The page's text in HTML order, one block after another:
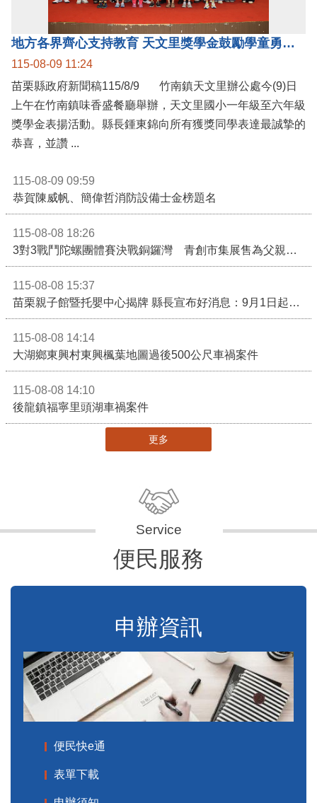
地方各界齊心支持教育 天文里獎學金鼓勵學童勇敢追夢
115-08-09 11:24
苗栗縣政府新聞稿115/8/9 竹南鎮天文里辦公處今(9)日
上午在竹南鎮味香盛餐廳舉辦，天文里國小一年級至六年級
獎學金表揚活動。縣長鍾東錦向所有獲獎同學表達最誠摯的
恭喜，並讚 ...
115-08-09 09:59
恭賀陳威帆、簡偉哲消防設備士金榜題名
115-08-08 18:26
3對3戰鬥陀螺團體賽決戰銅鑼灣 青創市集展售為父親節增添繽紛
115-08-08 15:37
苗栗親子館暨托嬰中心揭牌 縣長宣布好消息：9月1日起調降臨時托嬰費用
115-08-08 14:14
大湖鄉東興村東興楓葉地圖過後500公尺車禍案件
115-08-08 14:10
後龍鎮福寧里頭湖車禍案件
更多
便民服務
申辦資訊
便民快e通
表單下載